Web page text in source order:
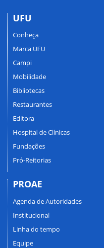
UFU
Conheça
Marca UFU
Campi
Mobilidade
Bibliotecas
Restaurantes
Editora
Hospital de Clínicas
Fundações
Pró-Reitorias
PROAE
Agenda de Autoridades
Institucional
Linha do tempo
Equipe